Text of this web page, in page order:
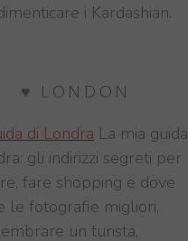
i Kardashian.
♥ LONDON
La mia guida
gli indirizzi segreti per
fare shopping e dove
le fotografie migliori,
un turista,